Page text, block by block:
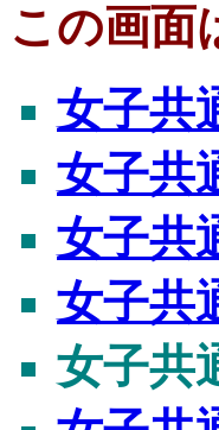
この画面
女子共
女子共
女子共
女子共
女子共